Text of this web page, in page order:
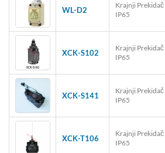
WL-D2
Krajnji
IP65
XCK-S102
Krajnji
IP65
XCK-S141
Krajnji
IP65
XCK-T106
Krajnji
IP65